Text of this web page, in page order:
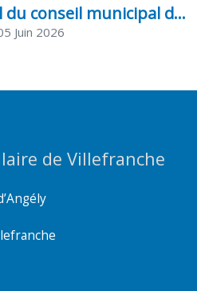
Procès verbal du conseil municipal du 05 juin 2026
Juin 2026
de Villefranche